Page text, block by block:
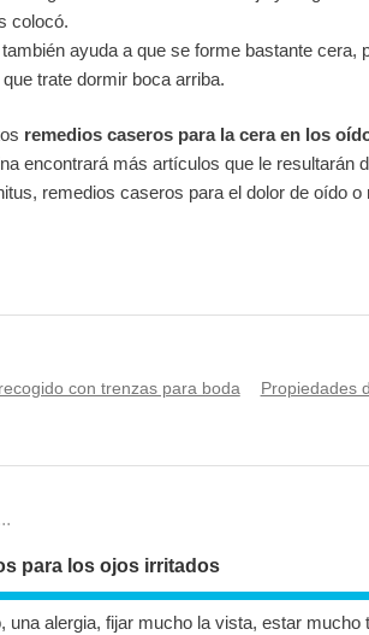
colocó.
ayuda a que se forme bastante cera,
trate dormir boca arriba.
remedios caseros para la cera en los
encontrará más artículos que le resultarán
remedios caseros para el dolor de oído
con trenzas para boda
Next
Propiedades
para los ojos irritados
una alergia, fijar mucho la vista, estar mucho